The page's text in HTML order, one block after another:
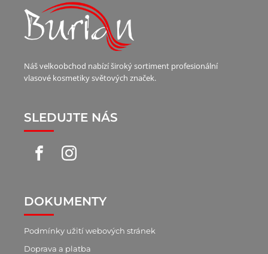
Náš velkoobchod nabízí široký sortiment profesionální
vlasové kosmetiky světových značek.
SLEDUJTE NÁS
DOKUMENTY
Podmínky užití webových stránek
Doprava a platba